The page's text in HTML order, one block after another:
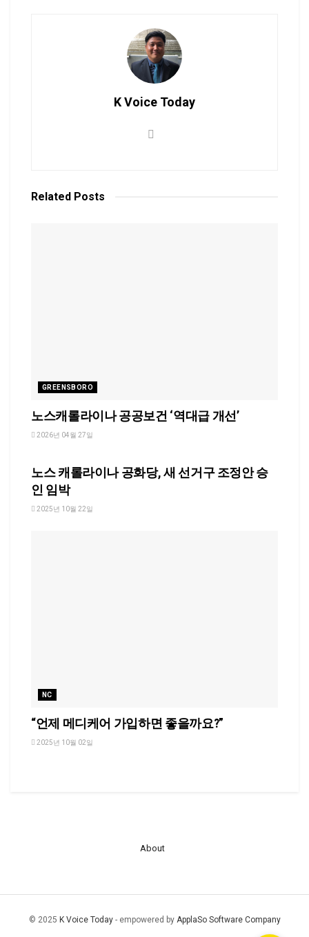
K Voice Today
Related Posts
GREENSBORO
노스캐롤라이나 공공보건 ‘역대급 개선’
2026년 04월 27일
노스 캐롤라이나 공화당, 새 선거구 조정안 승
인 임박
2025년 10월 22일
NC
“언제 메디케어 가입하면 좋을까요?”
2025년 10월 02일
About
© 2025 K Voice Today- empowered by ApplaSo Software Company